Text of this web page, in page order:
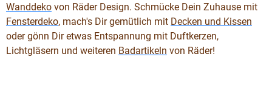
Wanddeko von Räder Design. Schmücke Dein Zuhause mit
Fensterdeko, mach's Dir gemütlich mit Decken und Kissen
oder gönn Dir etwas Entspannung mit Duftkerzen,
Lichtgläsern und weiteren Badartikeln von Räder!